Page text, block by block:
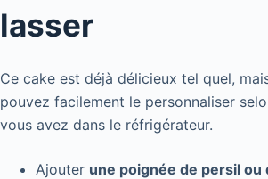
lasser
Ce cake est déjà délicieux tel quel,
pouvez facilement le personnaliser
vous avez dans le réfrigérateur.
Ajouter une poignée de persil ou